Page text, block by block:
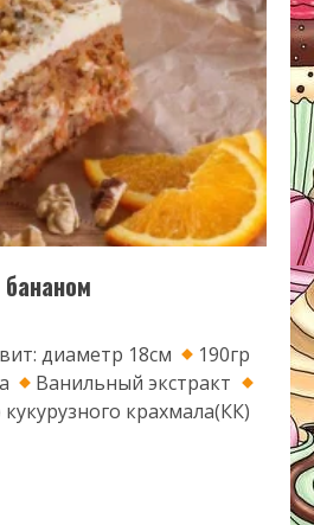
диаметр 18см
190гр
Ванильный экстракт
кукурузного крахмала(КК)